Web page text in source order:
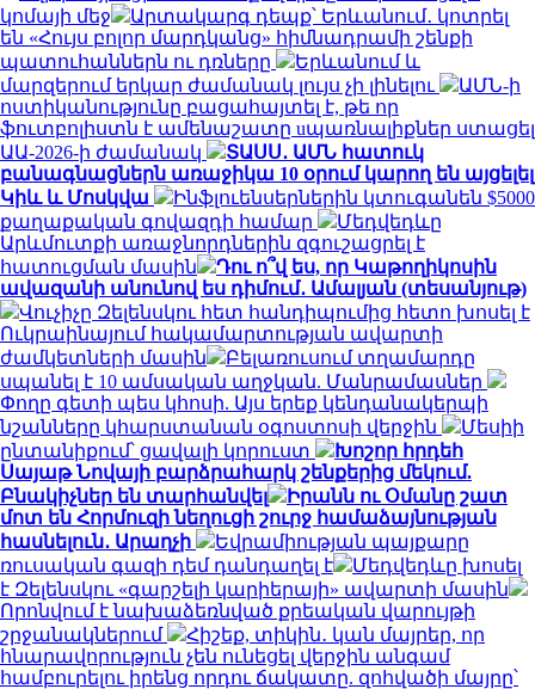
կոմայի մեջ
Արտակարգ դեպք՝ Երևանում․ կոտրել
են «Հույս բոլոր մարդկանց» հիմնադրամի շենքի
պատուհաններն ու դռները
Երևանում և
մարզերում երկար ժամանակ լույս չի լինելու
ԱՄՆ-ի
ոստիկանությունը բացահայտել է, թե որ
ֆուտբոլիստն է ամենաշատը uպառնալիքներ ստացել
ԱԱ-2026-ի ժամանակ
ՏԱՍՍ․ ԱՄՆ հատուկ
բանագնացներն առաջիկա 10 օրում կարող են այցելել
Կիև և Մոսկվա
Ինֆլուենսերներին կտուգանեն $5000
քաղաքական գովազդի համար
Մեդվեդևը
Արևմուտքի առաջնորդներին զգուշացրել է
հատուցման մասին
Դու ո՞վ ես, որ Կաթողիկոսին
ավազանի անունով ես դիմում․ Ամալյան (տեսանյութ)
Վուչիչը Զելենսկու հետ հանդիպումից հետո խոսել է
Ուկրաինայում հակամարտության ավարտի
ժամկետների մասին
Բելառուսում տղամարդը
սպանել է 10 ամսական աղջկան. Մանրամասներ
Փողը գետի պես կհոսի. Այս երեք կենդանակերպի
նշանները կհարստանան օգոստոսի վերջին
Մեսիի
ընտանիքում՝ ցավալի կորուստ
Խոշոր հրդեհ
Սայաթ Նովայի բարձրահարկ շենքերից մեկում.
Բնակիչներ են տարհանվել
Իրանն ու Օմանը շատ
մոտ են Հորմուզի նեղուցի շուրջ համաձայնության
հասնելուն․ Արաղչի
Եվրամիության պայքարը
ռուսական գազի դեմ դանդաղել է
Մեդվեդևը խոսել
է Զելենսկու «գարշելի կարիերայի» ավարտի մասին
Որոնվում է նախաձեռնված քրեական վարույթի
շրջանակներում
Հիշեք, տիկին․ կան մայրեր, որ
հնարավորություն չեն ունեցել վերջին անգամ
համբուրելու իրենց որդու ճակատը. զոհվածի մայրը՝